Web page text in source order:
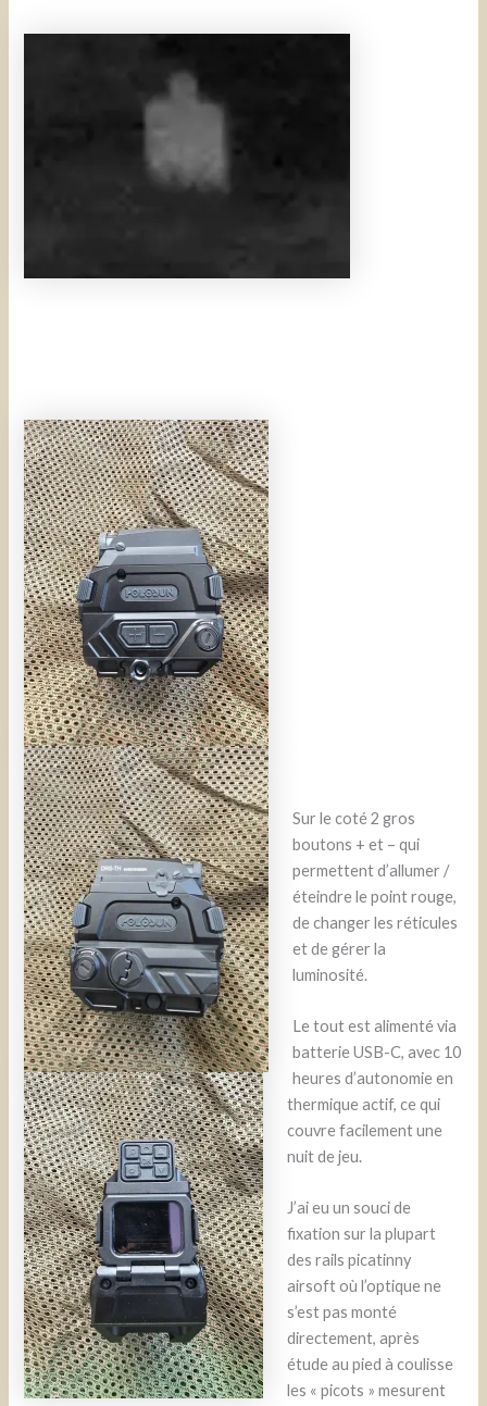
Sur le coté 2 gros
boutons + et – qui
permettent d’allumer /
éteindre le point rouge,
de changer les réticules
et de gérer la
luminosité.
Le tout est alimenté via
batterie USB-C, avec 10
heures d’autonomie en
thermique actif, ce qui
couvre facilement une
nuit de jeu.
J’ai eu un souci de
fixation sur la plupart
des rails picatinny
airsoft où l’optique ne
s’est pas monté
directement, après
étude au pied à coulisse
les « picots » mesurent